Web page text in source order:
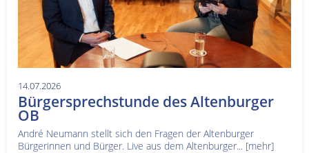
14.07.2026
Bürgersprechstunde des Altenburger
OB
André Neumann stellt sich den Fragen der Altenburger
Bürgerinnen und Bürger. Live aus dem Altenburger... [mehr]